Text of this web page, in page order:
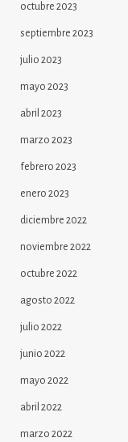
octubre 2023
septiembre 2023
julio 2023
mayo 2023
abril 2023
marzo 2023
febrero 2023
enero 2023
diciembre 2022
noviembre 2022
octubre 2022
agosto 2022
julio 2022
junio 2022
mayo 2022
abril 2022
marzo 2022